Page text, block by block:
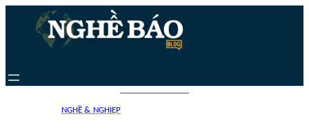
Chuyển
dung
NGHỀ & NGHIỆP